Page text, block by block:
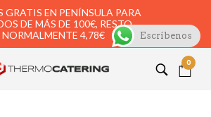
GRATIS EN PENÍNSULA PARA
DE MÁS DE 100€, RESTO
NORMALMENTE 4,78€
0
Escríbenos